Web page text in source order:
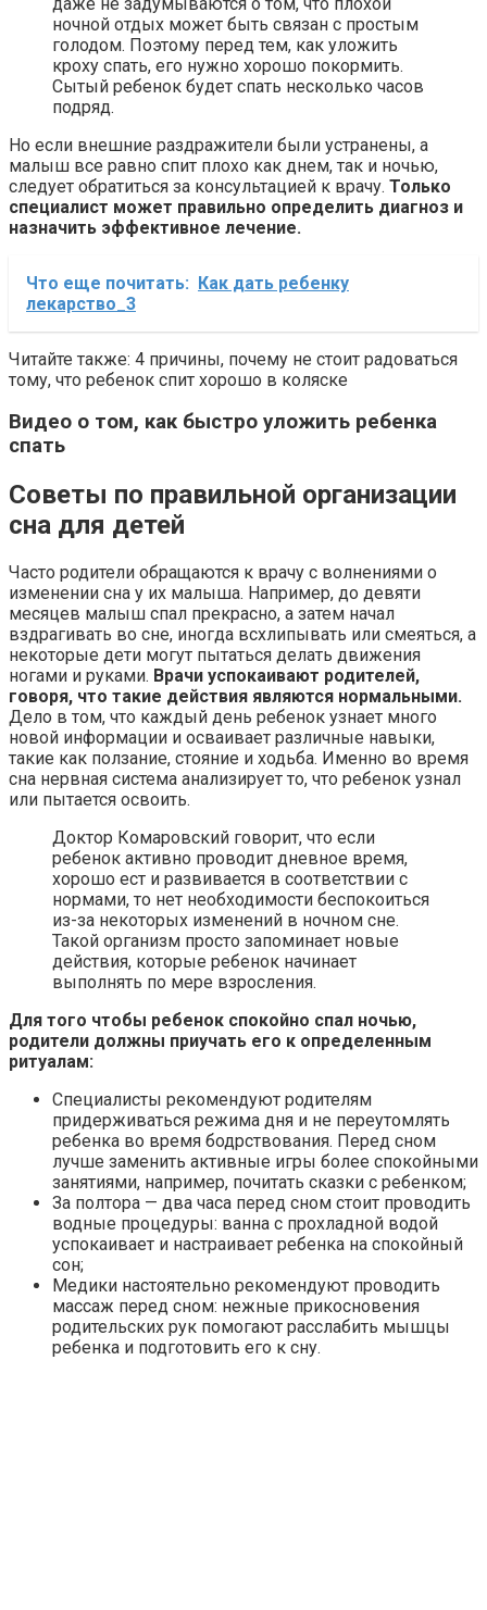
ночной отдых может быть связан с простым
голодом. Поэтому перед тем, как уложить
кроху спать, его нужно хорошо покормить.
Сытый ребенок будет спать несколько часов
подряд.
Но если внешние раздражители были устранены, а
малыш все равно спит плохо как днем, так и ночью,
следует обратиться за консультацией к врачу. Только
специалист может правильно определить диагноз и
назначить эффективное лечение.
Что еще почитать: Как дать ребенку
лекарство_3
Читайте также: 4 причины, почему не стоит радоваться
тому, что ребенок спит хорошо в коляске
Видео о том, как быстро уложить ребенка
спать
Советы по правильной организации
сна для детей
Часто родители обращаются к врачу с волнениями о
изменении сна у их малыша. Например, до девяти
месяцев малыш спал прекрасно, а затем начал
вздрагивать во сне, иногда всхлипывать или смеяться, а
некоторые дети могут пытаться делать движения
ногами и руками. Врачи успокаивают родителей,
говоря, что такие действия являются нормальными.
Дело в том, что каждый день ребенок узнает много
новой информации и осваивает различные навыки,
такие как ползание, стояние и ходьба. Именно во время
сна нервная система анализирует то, что ребенок узнал
или пытается освоить.
Доктор Комаровский говорит, что если
ребенок активно проводит дневное время,
хорошо ест и развивается в соответствии с
нормами, то нет необходимости беспокоиться
из-за некоторых изменений в ночном сне.
Такой организм просто запоминает новые
действия, которые ребенок начинает
выполнять по мере взросления.
Для того чтобы ребенок спокойно спал ночью,
родители должны приучать его к определенным
ритуалам:
Специалисты рекомендуют родителям
придерживаться режима дня и не переутомлять
ребенка во время бодрствования. Перед сном
лучше заменить активные игры более спокойными
занятиями, например, почитать сказки с ребенком;
За полтора — два часа перед сном стоит проводить
водные процедуры: ванна с прохладной водой
успокаивает и настраивает ребенка на спокойный
сон;
Медики настоятельно рекомендуют проводить
массаж перед сном: нежные прикосновения
родительских рук помогают расслабить мышцы
ребенка и подготовить его к сну.